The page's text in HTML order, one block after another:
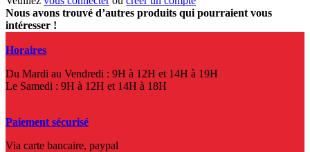
Nous avons trouvé d’autres produits qui pourraient vous
intéresser !
Horaires
Du Mardi au Vendredi : 9H à 12H et 14H à 19H
Le Samedi : 9H à 12H et 14H à 18H
Paiement sécurisé
Via carte bancaire, paypal